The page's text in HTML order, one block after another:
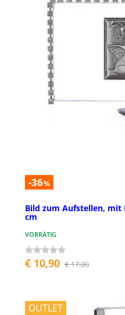
-36%
Bild zum Aufstellen, mit
cm
VORRÄTIG
€ 10,90 € 17,00
OUTLET